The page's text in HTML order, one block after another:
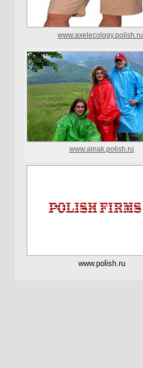
www.axelecology.polish.ru
www.ainak.polish.ru
www.polish.ru